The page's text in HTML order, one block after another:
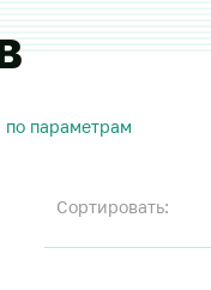
по параметрам
Сортировать: